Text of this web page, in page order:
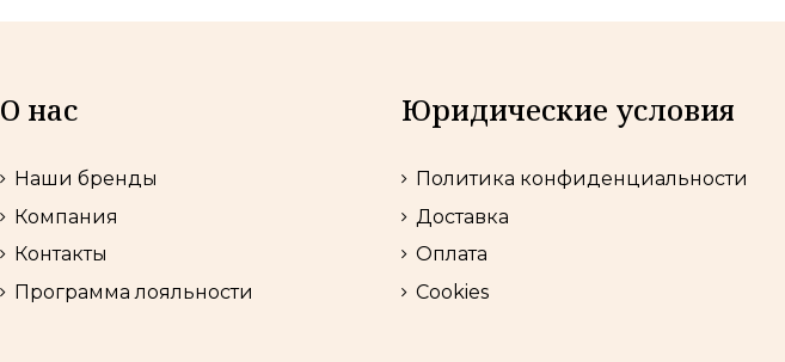
О нас
Наши бренды
Компания
Контакты
Программа лояльности
Юридические условия
Политика конфиденциальности
Доставка
Оплата
Cookies